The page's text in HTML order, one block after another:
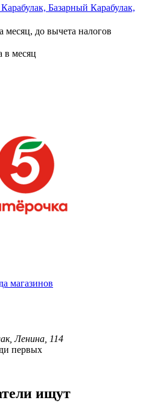
Базарный Карабулак,
месяц, до вычета налогов
в месяц
магазинов
Ленина, 114
первых
ищут